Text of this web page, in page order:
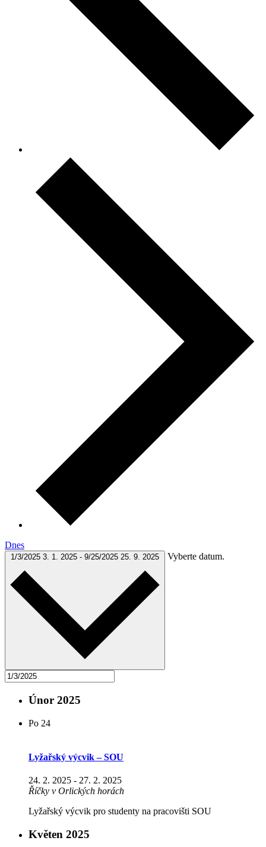
Dnes
1/3/2025 3. 1. 2025 - 9/25/2025 25. 9. 2025 Vyberte datum.
Únor 2025
Po 24
Lyžařský výcvik – SOU
24. 2. 2025 - 27. 2. 2025
Říčky v Orlických horách
Lyžařský výcvik pro studenty na pracovišti SOU
Květen 2025